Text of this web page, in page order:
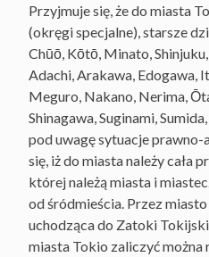
Przyjmuje się, że do miasta
(okręgi specjalne), starsze
Chūō, Kōtō, Minato,
Adachi, Arakawa, Edogawa,
Meguro, Nakano, Nerima,
Shinagawa, Suginami,
pod uwagę sytuacje
się, iż do miasta należy cała
której należą miasta i
od śródmieścia. Przez
uchodząca do Zatoki
miasta Tokio zaliczyć można